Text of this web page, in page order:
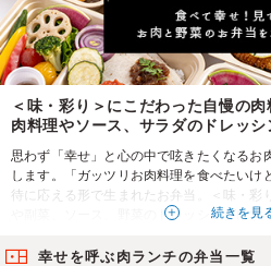
＜味・彩り＞にこだわった自慢の
肉料理やソース、サラダのドレッ
思わず「幸せ」と心の中で呟きたくなるお
します。「ガッツリお肉料理を食べたいけ
待に応える形で生まれたお弁当。＜味・彩
や副菜、ソース、野菜のドレッシングはす
弁当にしました。ロケ現場やセミナー、会
続きを見
幸せを呼ぶ肉ランチの弁当一覧